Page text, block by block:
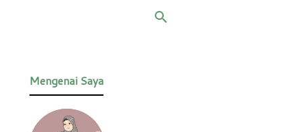
Mengenai Saya